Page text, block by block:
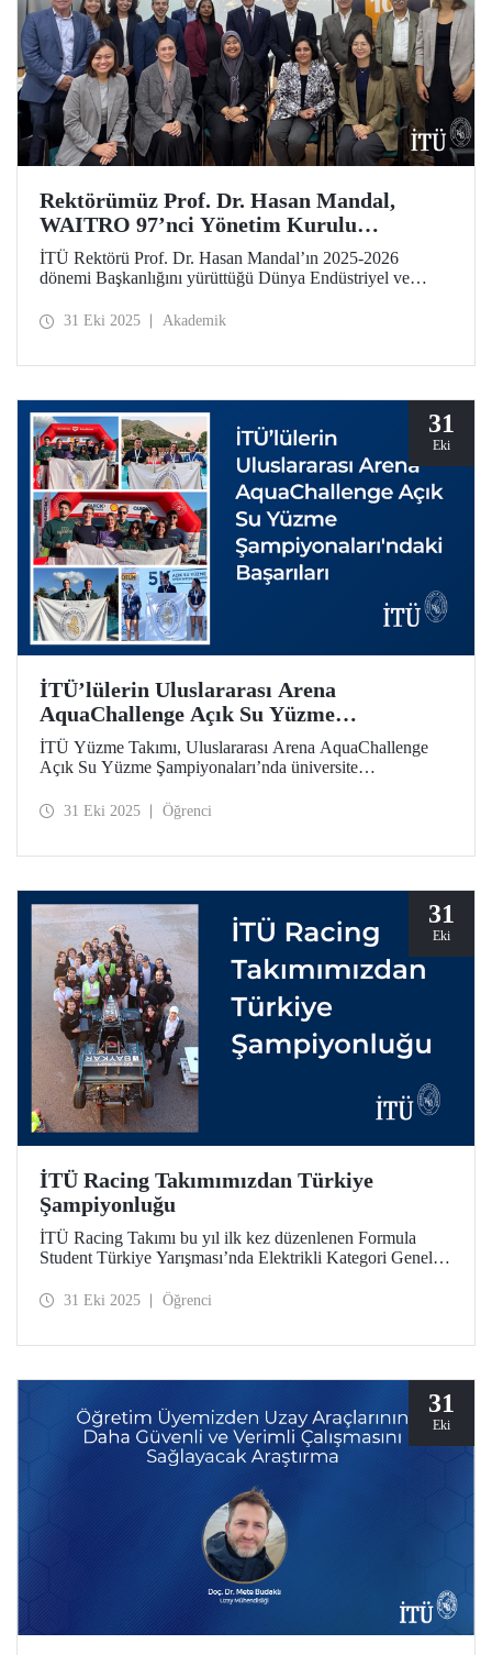
Rektörümüz Prof. Dr. Hasan Mandal,
WAITRO 97’nci Yönetim Kurulu
Toplantısı’na Katıldı
İTÜ Rektörü Prof. Dr. Hasan Mandal’ın 2025-2026
dönemi Başkanlığını yürüttüğü Dünya Endüstriyel ve
97’nci Yönetim Kurulu Toplantısı’nı Şili’nin Santiago
31 Eki 2025 Akademik
31
Eki
İTÜ’lülerin Uluslararası Arena
AquaChallenge Açık Su Yüzme
Şampiyonaları'ndaki Başarıları
İTÜ Yüzme Takımı, Uluslararası Arena AquaChallenge
Açık Su Yüzme Şampiyonaları’nda üniversite
gurur verici dereceler elde etti.
31 Eki 2025 Öğrenci
31
Eki
İTÜ Racing Takımımızdan Türkiye
Şampiyonluğu
İTÜ Racing Takımı bu yıl ilk kez düzenlenen Formula
Student Türkiye Yarışması’nda Elektrikli Kategori Genel
cost & manifacturing, businness plan presentation,
31 Eki 2025 Öğrenci
31
Eki